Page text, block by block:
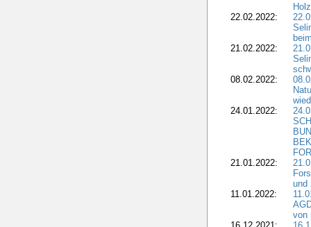
22.02.2022:
21.02.2022:
08.02.2022:
24.01.2022:
21.01.2022:
und
11.01.2022:
von